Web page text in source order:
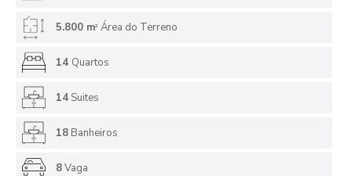
5.800 m2 Área do Terreno
14 Quartos
14Suites
18Banheiros
8Vaga